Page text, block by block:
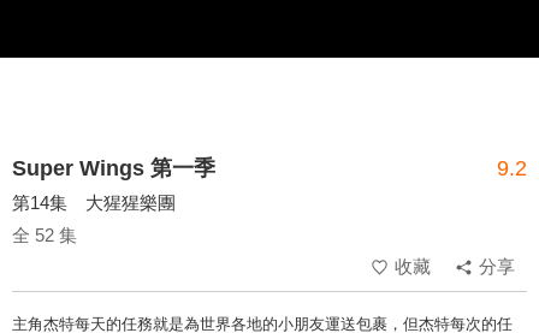
Super Wings 第一季 9.2
第14集 大猩猩樂團
全 52 集
收藏
分享
主角杰特每天的任務就是為世界各地的小朋友運送包裹，但杰特每次的任